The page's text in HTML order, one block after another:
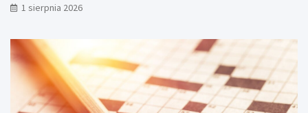
1 sierpnia 2026